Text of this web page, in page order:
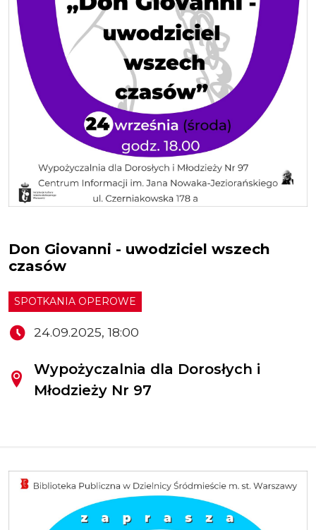
Don Giovanni - uwodziciel wszech
czasów
SPOTKANIA OPEROWE
24.09.2025, 18:00
Wypożyczalnia dla Dorosłych i
Młodzieży Nr 97